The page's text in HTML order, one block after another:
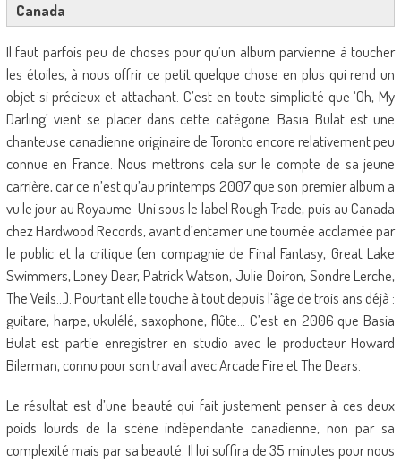
Canada
Il faut parfois peu de choses pour qu’un album parvienne à toucher
les étoiles, à nous offrir ce petit quelque chose en plus qui rend un
objet si précieux et attachant. C’est en toute simplicité que ‘Oh, My
Darling’ vient se placer dans cette catégorie. Basia Bulat est une
chanteuse canadienne originaire de Toronto encore relativement peu
connue en France. Nous mettrons cela sur le compte de sa jeune
carrière, car ce n’est qu’au printemps 2007 que son premier album a
vu le jour au Royaume-Uni sous le label Rough Trade, puis au Canada
chez Hardwood Records, avant d’entamer une tournée acclamée par
le public et la critique (en compagnie de Final Fantasy, Great Lake
Swimmers, Loney Dear, Patrick Watson, Julie Doiron, Sondre Lerche,
The Veils…). Pourtant elle touche à tout depuis l’âge de trois ans déjà :
guitare, harpe, ukulélé, saxophone, flûte… C’est en 2006 que Basia
Bulat est partie enregistrer en studio avec le producteur Howard
Bilerman, connu pour son travail avec Arcade Fire et The Dears.
Le résultat est d’une beauté qui fait justement penser à ces deux
poids lourds de la scène indépendante canadienne, non par sa
complexité mais par sa beauté. Il lui suffira de 35 minutes pour nous